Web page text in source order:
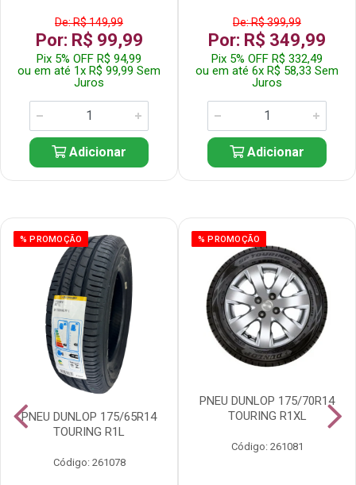
De: R$ 149,99
Por: R$ 99,99
Pix 5% OFF R$ 94,99
ou em até 1x R$ 99,99 Sem
Juros
Adicionar
De: R$ 399,99
Por: R$ 349,99
Pix 5% OFF R$ 332,49
ou em até 6x R$ 58,33 Sem
Juros
Adicionar
% PROMOÇÃO
PNEU DUNLOP 175/65R14
TOURING R1L
Código: 261078
% PROMOÇÃO
PNEU DUNLOP 175/70R14
TOURING R1XL
Código: 261081